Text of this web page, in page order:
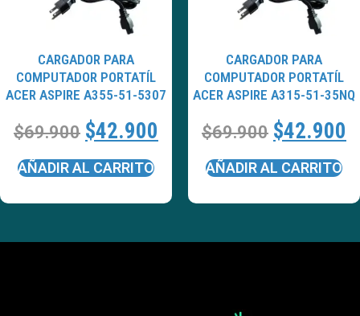
CARGADOR PARA
COMPUTADOR PORTATÍL
ACER ASPIRE A355-51-5307
$69.900 $42.900
AÑADIR AL CARRITO
CARGADOR PARA
COMPUTADOR PORTATÍL
ACER ASPIRE A315-51-35NQ
$69.900 $42.900
AÑADIR AL CARRITO